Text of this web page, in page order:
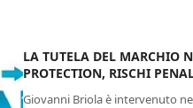
LA TUTELA DEL MARCHIO
PROTECTION, RISCHI
Giovanni Briola è intervenuto